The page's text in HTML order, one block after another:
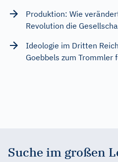
Produktion: Wie
Revolution die
Ideologie im Dritten
Goebbels zum Trommler
Suche im großen